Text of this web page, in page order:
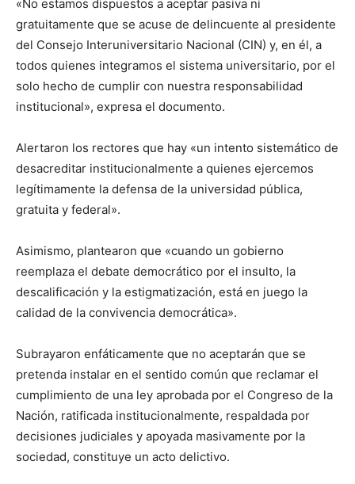
«No estamos dispuestos a aceptar pasiva ni
gratuitamente que se acuse de delincuente al presidente
del Consejo Interuniversitario Nacional (CIN) y, en él, a
todos quienes integramos el sistema universitario, por el
solo hecho de cumplir con nuestra responsabilidad
institucional», expresa el documento.
Alertaron los rectores que hay «un intento sistemático de
desacreditar institucionalmente a quienes ejercemos
legítimamente la defensa de la universidad pública,
gratuita y federal».
Asimismo, plantearon que «cuando un gobierno
reemplaza el debate democrático por el insulto, la
descalificación y la estigmatización, está en juego la
calidad de la convivencia democrática».
Subrayaron enfáticamente que no aceptarán que se
pretenda instalar en el sentido común que reclamar el
cumplimiento de una ley aprobada por el Congreso de la
Nación, ratificada institucionalmente, respaldada por
decisiones judiciales y apoyada masivamente por la
sociedad, constituye un acto delictivo.